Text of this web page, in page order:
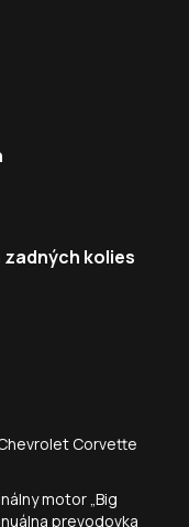
zadných kolies
Corvette
motor „Big
prevodovka